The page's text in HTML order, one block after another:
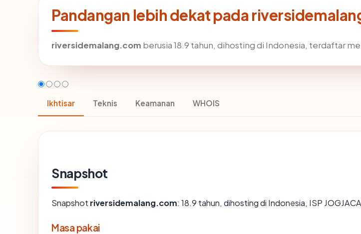
Pandangan lebih dekat pada
riversidemalang.com berusia 18.9 tahun, dihosting di Indonesia, terdaftar
Ikhtisar Teknis Keamanan WHOIS
Snapshot
Snapshot riversidemalang.com: 18.9 tahun, dihosting di Indonesia, ISP
Masa pakai